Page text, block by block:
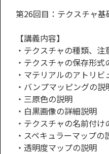
第26回目：テクスチャ
【講義内容】
・テクスチャの種類、注
・テクスチャの保存形式
・マテリアルのアトリ
・バンプマッピングの説
・三原色の説明
・白黒画像の詳細説明
・テクスチャの名前付け
・スペキュラーマップの
・透明度マップの説明